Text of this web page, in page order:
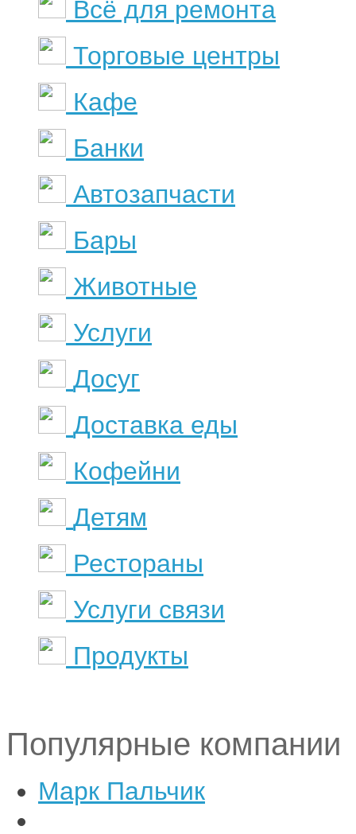
Всё для ремонта
Торговые центры
Кафе
Банки
Автозапчасти
Бары
Животные
Услуги
Досуг
Доставка еды
Кофейни
Детям
Рестораны
Услуги связи
Продукты
Популярные компании
Марк Пальчик